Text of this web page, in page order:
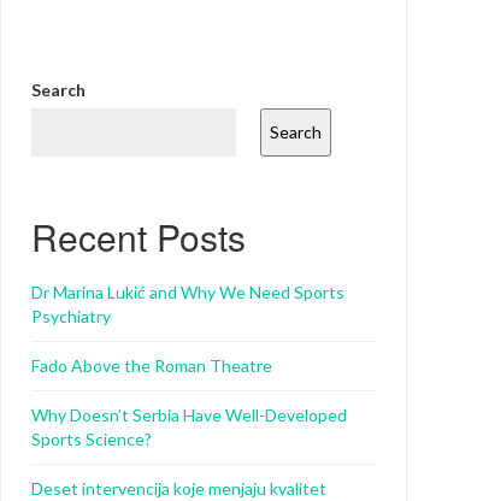
Search
Search
Recent Posts
Dr Marina Lukić and Why We Need Sports
Psychiatry
Fado Above the Roman Theatre
Why Doesn’t Serbia Have Well-Developed
Sports Science?
Deset intervencija koje menjaju kvalitet